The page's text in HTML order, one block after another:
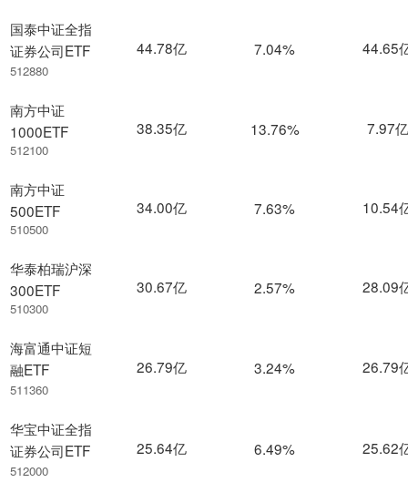
国泰中证全指
证券公司ETF
512880
南方中证
1000ETF
512100
南方中证
500ETF
510500
华泰柏瑞沪深
300ETF
510300
海富通中证短
融ETF
511360
华宝中证全指
证券公司ETF
512000
44.78亿 7.04% 44.65
38.35亿 13.76% 7.97亿
34.00亿 7.63% 10.54
30.67亿 2.57% 28.09
26.79亿 3.24% 26.79
25.64亿 6.49% 25.62